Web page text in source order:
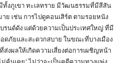
งภูเขา ทะเลทราย มีวัฒนธรรมที่มีสีสัน
ย เช่น การไปดูคอนเสิร์ต ตามรอยหนัง
นด์ดัง แต่ด้วยความเป็นประเทศใหญ่ ที่มี
ดภัยและสะดวกสบาย ในขณะที่บางเมือง
งผลให้เกิดความเสี่ยงต่อการเผชิญหน้า